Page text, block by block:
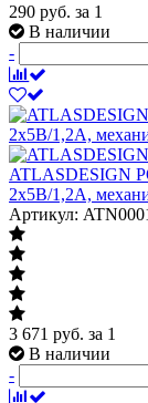
290 руб. за 1
В наличии
-
ATLASDESIGN
2х5В/1,2А,
Артикул:
3 671 руб. за 1
В наличии
-